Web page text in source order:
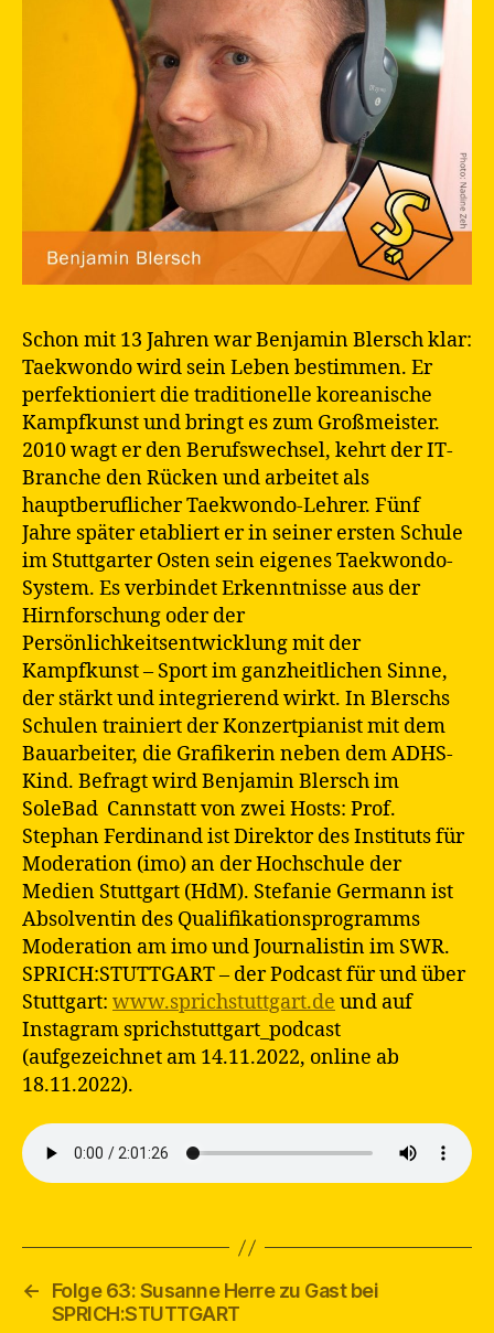
Schon mit 13 Jahren war Benjamin Blersch klar:
Taekwondo wird sein Leben bestimmen. Er
perfektioniert die traditionelle koreanische
Kampfkunst und bringt es zum Großmeister.
2010 wagt er den Berufswechsel, kehrt der IT-
Branche den Rücken und arbeitet als
hauptberuflicher Taekwondo-Lehrer. Fünf
Jahre später etabliert er in seiner ersten Schule
im Stuttgarter Osten sein eigenes Taekwondo-
System. Es verbindet Erkenntnisse aus der
Hirnforschung oder der
Persönlichkeitsentwicklung mit der
Kampfkunst – Sport im ganzheitlichen Sinne,
der stärkt und integrierend wirkt. In Blerschs
Schulen trainiert der Konzertpianist mit dem
Bauarbeiter, die Grafikerin neben dem ADHS-
Kind. Befragt wird Benjamin Blersch im
SoleBad Cannstatt von zwei Hosts: Prof.
Stephan Ferdinand ist Direktor des Instituts für
Moderation (imo) an der Hochschule der
Medien Stuttgart (HdM). Stefanie Germann ist
Absolventin des Qualifikationsprogramms
Moderation am imo und Journalistin im SWR.
SPRICH:STUTTGART – der Podcast für und über
Stuttgart: www.sprichstuttgart.de und auf
Instagram sprichstuttgart_podcast
(aufgezeichnet am 14.11.2022, online ab
18.11.2022).
←
Folge 63: Susanne Herre zu Gast bei
SPRICH:STUTTGART